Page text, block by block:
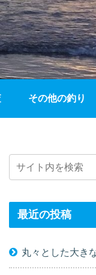
その他の釣り
最近の投稿
丸々とした大き